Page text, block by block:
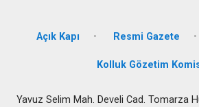
Açık Kapı Resmi Gazete
Kolluk Gözetim
Yavuz Selim Mah. Develi Cad. Tomarza